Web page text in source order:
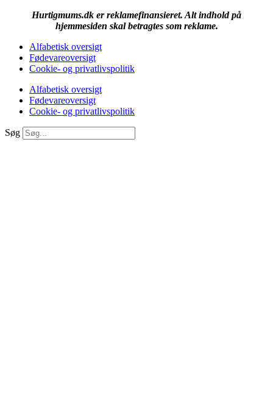
Hurtigmums.dk er reklamefinansieret. Alt indhold på
hjemmesiden skal betragtes som reklame.
Alfabetisk oversigt
Fødevareoversigt
Cookie- og privatlivspolitik
Alfabetisk oversigt
Fødevareoversigt
Cookie- og privatlivspolitik
Søg